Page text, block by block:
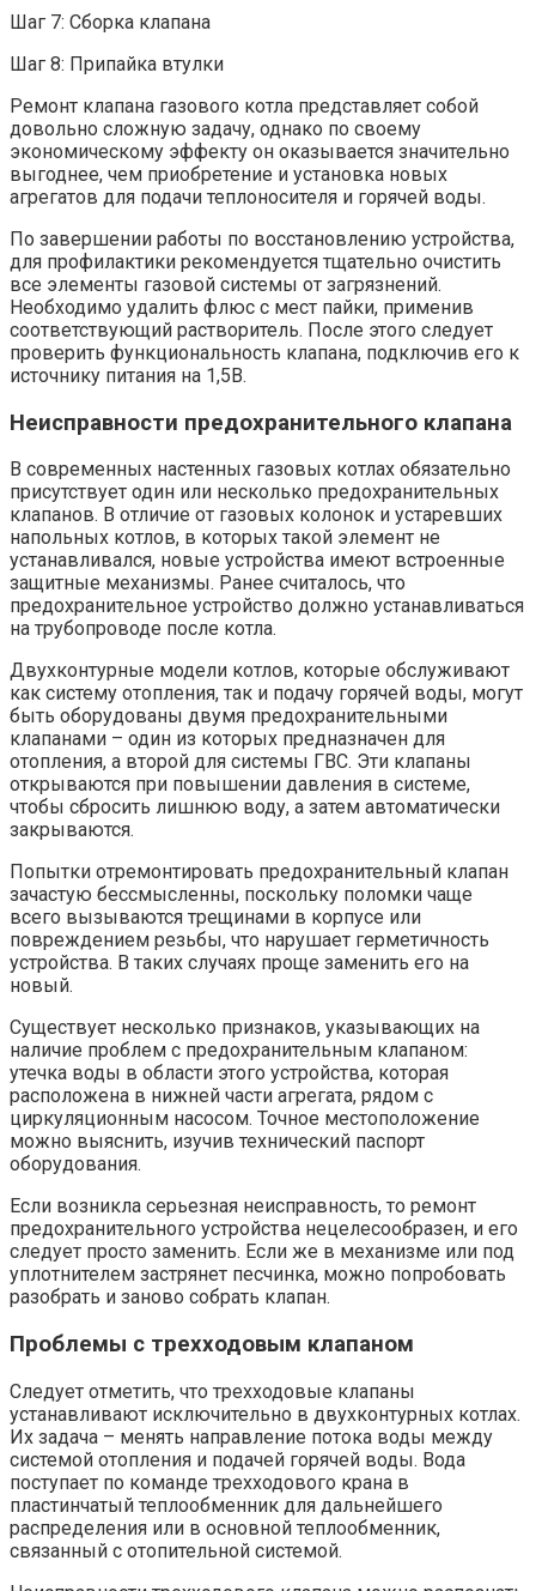
Шаг 7: Сборка клапана
Шаг 8: Припайка втулки
Ремонт клапана газового котла представляет собой
довольно сложную задачу, однако по своему
экономическому эффекту он оказывается значительно
выгоднее, чем приобретение и установка новых
агрегатов для подачи теплоносителя и горячей воды.
По завершении работы по восстановлению устройства,
для профилактики рекомендуется тщательно очистить
все элементы газовой системы от загрязнений.
Необходимо удалить флюс с мест пайки, применив
соответствующий растворитель. После этого следует
проверить функциональность клапана, подключив его к
источнику питания на 1,5В.
Неисправности предохранительного клапана
В современных настенных газовых котлах обязательно
присутствует один или несколько предохранительных
клапанов. В отличие от газовых колонок и устаревших
напольных котлов, в которых такой элемент не
устанавливался, новые устройства имеют встроенные
защитные механизмы. Ранее считалось, что
предохранительное устройство должно устанавливаться
на трубопроводе после котла.
Двухконтурные модели котлов, которые обслуживают
как систему отопления, так и подачу горячей воды, могут
быть оборудованы двумя предохранительными
клапанами – один из которых предназначен для
отопления, а второй для системы ГВС. Эти клапаны
открываются при повышении давления в системе,
чтобы сбросить лишнюю воду, а затем автоматически
закрываются.
Попытки отремонтировать предохранительный клапан
зачастую бессмысленны, поскольку поломки чаще
всего вызываются трещинами в корпусе или
повреждением резьбы, что нарушает герметичность
устройства. В таких случаях проще заменить его на
новый.
Существует несколько признаков, указывающих на
наличие проблем с предохранительным клапаном:
утечка воды в области этого устройства, которая
расположена в нижней части агрегата, рядом с
циркуляционным насосом. Точное местоположение
можно выяснить, изучив технический паспорт
оборудования.
Если возникла серьезная неисправность, то ремонт
предохранительного устройства нецелесообразен, и его
следует просто заменить. Если же в механизме или под
уплотнителем застрянет песчинка, можно попробовать
разобрать и заново собрать клапан.
Проблемы с трехходовым клапаном
Следует отметить, что трехходовые клапаны
устанавливают исключительно в двухконтурных котлах.
Их задача – менять направление потока воды между
системой отопления и подачей горячей воды. Вода
поступает по команде трехходового крана в
пластинчатый теплообменник для дальнейшего
распределения или в основной теплообменник,
связанный с отопительной системой.